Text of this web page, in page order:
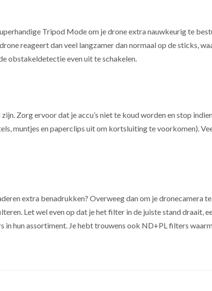
Tripod Mode om je drone extra nauwkeurig te
reageert dan veel langzamer dan normaal op de sticks,
obstakeldetectie even uit te schakelen.
Zorg ervoor dat je accu’s niet te koud worden en stop
muntjes en paperclips uit om kortsluiting te voorkomen).
extra benadrukken? Overweeg dan om je dronecamera
Let wel even op dat je het filter in de juiste stand draait,
hun assortiment. Je hebt trouwens ook ND+PL filters